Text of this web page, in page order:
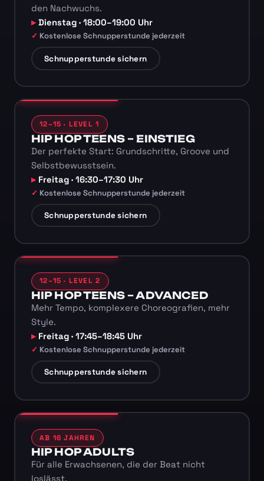
den Nachwuchs.
Dienstag · 18:00–19:00 Uhr
Kostenlose Schnupperstunde jederzeit
Schnupperstunde sichern
12–15 · LEVEL 1
HIP HOP TEENS – EINSTIEG
Der perfekte Start: Grundschritte, Groove und
Selbstbewusstsein.
Freitag · 16:30–17:30 Uhr
Kostenlose Schnupperstunde jederzeit
Schnupperstunde sichern
12–15 · LEVEL 2
HIP HOP TEENS – ADVANCED
Mehr Tempo, komplexere Choreografien, mehr
Style.
Freitag · 17:45–18:45 Uhr
Kostenlose Schnupperstunde jederzeit
Schnupperstunde sichern
AB 16 JAHREN
HIP HOP ADULTS
Für alle Erwachsenen, die der Beat nicht
loslässt.